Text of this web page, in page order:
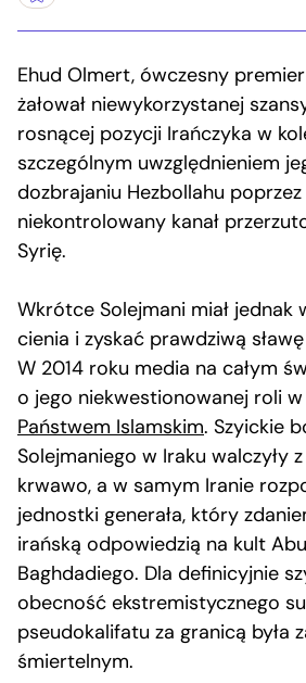
Ehud Olmert, ówczesny
żałował niewykorzystanej
rosnącej pozycji Irańczyka w
szczególnym uwzględnieniem
dozbrajaniu Hezbollahu poprzez
niekontrolowany kanał
Syrię.
Wkrótce Solejmani miał jednak
cienia i zyskać prawdziwą
W 2014 roku media na całym
o jego niekwestionowanej roli
Państwem Islamskim. Szyickie
Solejmaniego w Iraku walczyły z
krwawo, a w samym Iranie
jednostki generała, który
irańską odpowiedzią na kult
Baghdadiego. Dla definicyjnie
obecność ekstremistycznego
pseudokalifatu za granicą była
śmiertelnym.